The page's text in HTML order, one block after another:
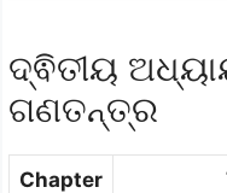
ଦ୍ଵିତୀୟ
ଗଣତନ୍ତ୍ର
Chapter